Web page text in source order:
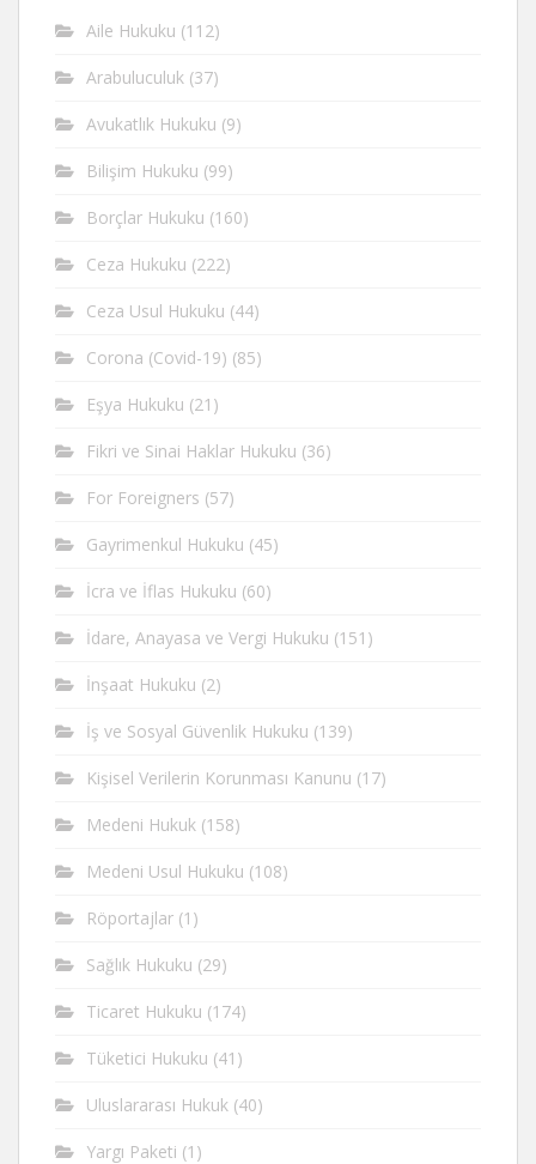
Aile Hukuku (112)
Arabuluculuk (37)
Avukatlık Hukuku (9)
Bilişim Hukuku (99)
Borçlar Hukuku (160)
Ceza Hukuku (222)
Ceza Usul Hukuku (44)
Corona (Covid-19) (85)
Eşya Hukuku (21)
Fikri ve Sinai Haklar Hukuku (36)
For Foreigners (57)
Gayrimenkul Hukuku (45)
İcra ve İflas Hukuku (60)
İdare, Anayasa ve Vergi Hukuku (151)
İnşaat Hukuku (2)
İş ve Sosyal Güvenlik Hukuku (139)
Kişisel Verilerin Korunması Kanunu (17)
Medeni Hukuk (158)
Medeni Usul Hukuku (108)
Röportajlar (1)
Sağlık Hukuku (29)
Ticaret Hukuku (174)
Tüketici Hukuku (41)
Uluslararası Hukuk (40)
Yargı Paketi (1)